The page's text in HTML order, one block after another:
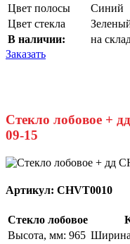
Цвет полосы
Синий
Цвет стекла
В наличии:
на
Заказать
Стекло лобовое +
09-15
Артикул: CHVT0010
Стекло лобовое
Высота, мм: 965